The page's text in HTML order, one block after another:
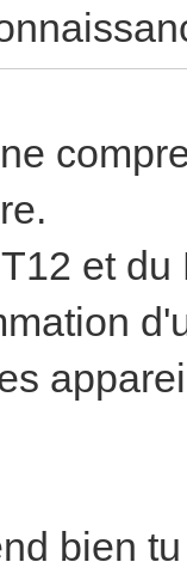
et
bien